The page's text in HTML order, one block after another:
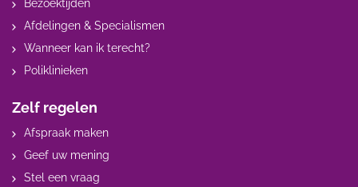
Bezoektijden
Afdelingen & Specialismen
Wanneer kan ik terecht?
Poliklinieken
Zelf regelen
Afspraak maken
Geef uw mening
Stel een vraag